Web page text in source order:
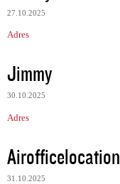
27.10.2025
Adres
Jimmy
30.10.2025
Adres
Airofficelocation
31.10.2025